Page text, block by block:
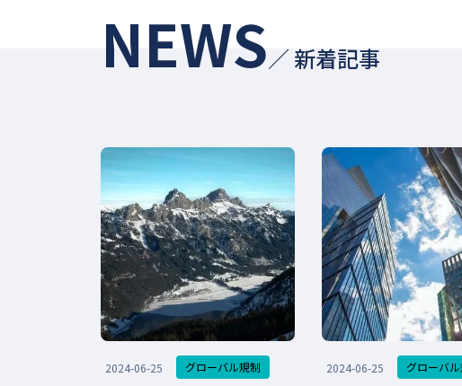
NEWS／ 新着記事
2024-06-25 グローバル規制 2024-06-25 グローバ